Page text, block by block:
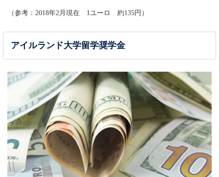
（参考：2018年2月現在 1ユーロ 約135円）
アイルランド大学留学奨学金